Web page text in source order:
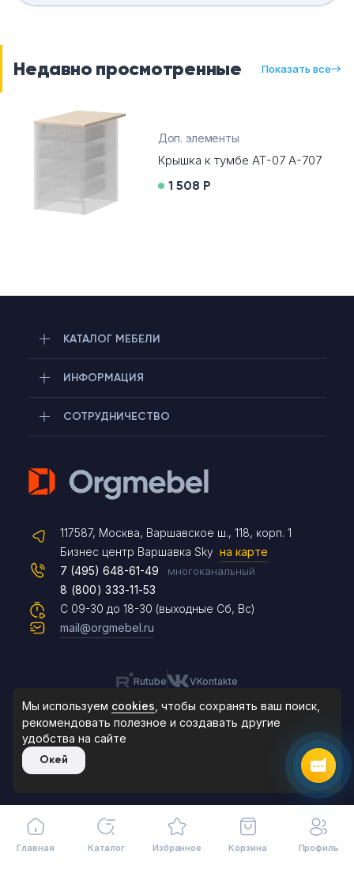
Недавно просмотренные Показать все
Доп. элементы
Крышка к тумбе АТ-07 А-707
1 508 Р
Главная Каталог Избранное Корзина Профиль
КАТАЛОГ МЕБЕЛИ
ИНФОРМАЦИЯ
СОТРУДНИЧЕСТВО
117587, Москва, Варшавское ш., 118, корп. 1
Бизнес центр Варшавка Sky на карте
С 09-30 до 18-30 (выходные Сб, Вс)
7 (495) 648-61-49 многоканальный
8 (800) 333-11-53
mail@orgmebel.ru
Rutube VKontakte
Продажа офисной мебели.
Все права защищены.
Telegram
Max
Чат на сайте
8 (495) 183-47-87
По будням с 09:30 до 18:30
Мы используем cookies , чтобы сохранять ваш поиск,
рекомендовать полезное и создавать другие
удобства на сайте
Окей